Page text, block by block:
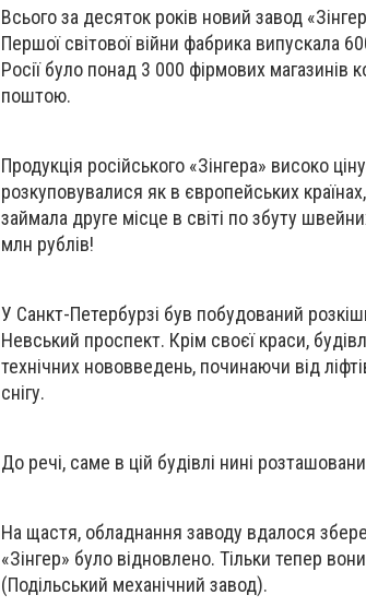
Всього за десяток років новий завод
Першої світової війни фабрика випускала
Росії було понад 3 000 фірмових магазинів
поштою.
Продукція російського «Зінгера» високо
розкуповувалися як в європейських
займала друге місце в світі по збуту
млн рублів!
У Санкт-Петербурзі був побудований
Невський проспект. Крім своєї краси,
технічних нововведень, починаючи від
снігу.
До речі, саме в цій будівлі нині
На щастя, обладнання заводу вдалося
«Зінгер» було відновлено. Тільки тепер
(Подільський механічний завод).